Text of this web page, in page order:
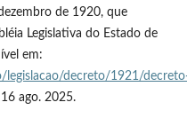
de 1920, que
Legislativa do Estado de
em:
legislacao/decreto/1921/
ago. 2025.